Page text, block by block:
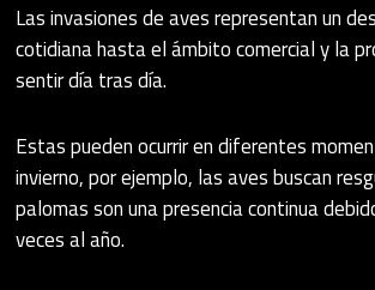
Las invasiones de aves representan un
cotidiana hasta el ámbito comercial y la
sentir día tras día.
Estas pueden ocurrir en diferentes
invierno, por ejemplo, las aves buscan
palomas son una presencia continua
veces al año.